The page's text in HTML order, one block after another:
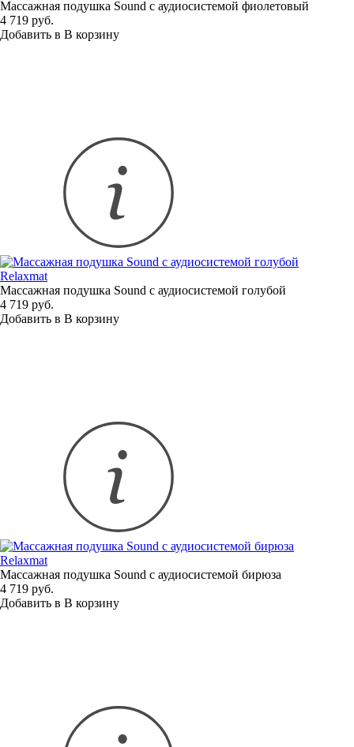
Массажная подушка Sound с аудиосистемой фиолетовый
4 719 руб.
Добавить в В корзину
Relaxmat
Массажная подушка Sound с аудиосистемой голубой
4 719 руб.
Добавить в В корзину
Relaxmat
Массажная подушка Sound с аудиосистемой бирюза
4 719 руб.
Добавить в В корзину